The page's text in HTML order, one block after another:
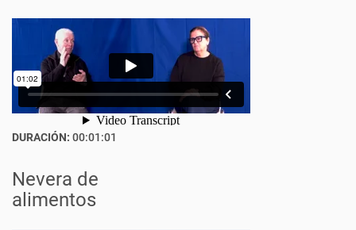
DURACIÓN: 00:01:01
Nevera de
alimentos